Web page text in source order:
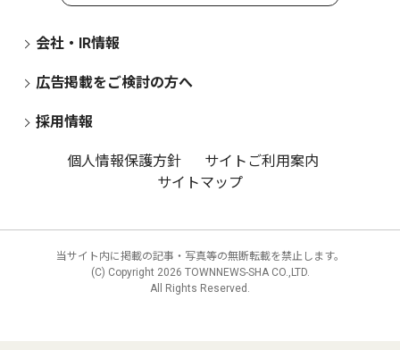
会社・IR情報
広告掲載をご検討の方へ
採用情報
個人情報保護方針
サイトご利用案内
サイトマップ
当サイト内に掲載の記事・写真等の無断転載を禁止します。
(C) Copyright 2026 TOWNNEWS-SHA CO.,LTD.
All Rights Reserved.